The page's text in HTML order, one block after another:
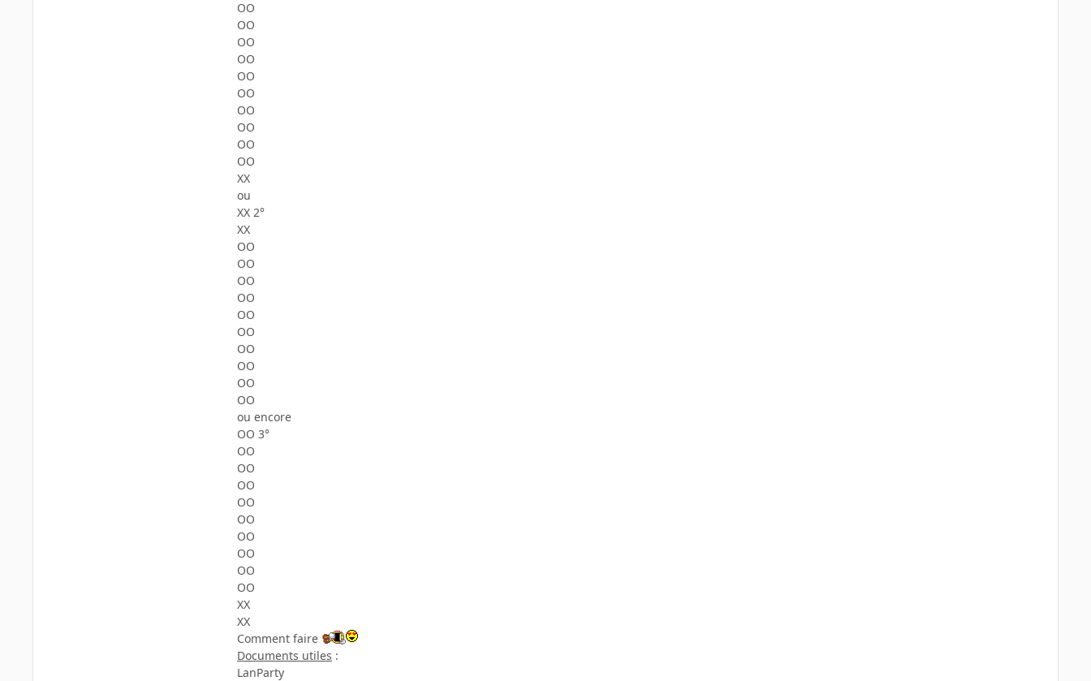
OO
OO
OO
OO
OO
OO
OO
OO
OO
OO
XX
ou
XX 2°
XX
OO
OO
OO
OO
OO
OO
OO
OO
OO
OO
ou encore
OO 3°
OO
OO
OO
OO
OO
OO
OO
OO
OO
XX
XX
Comment faire
Documents utiles :
LanParty